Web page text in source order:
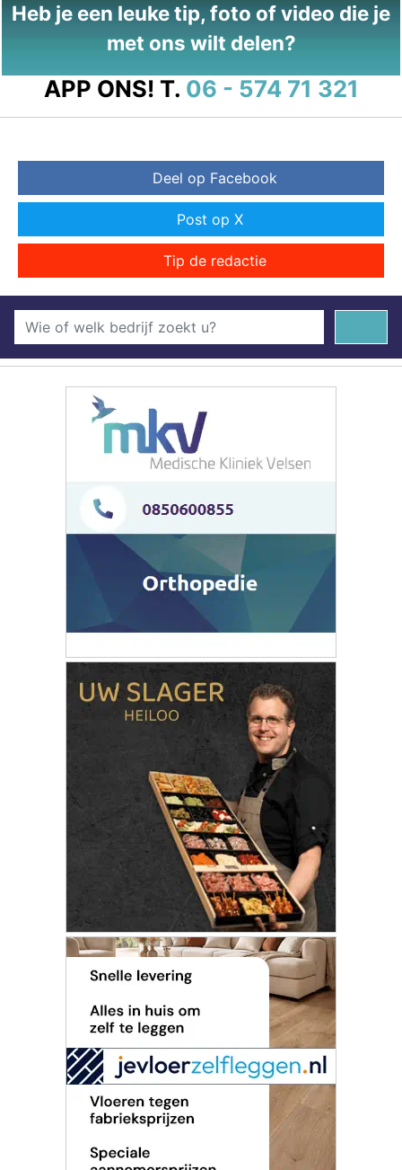
Heb je een leuke tip, foto of video die je
met ons wilt delen?
APP ONS! T. 06 - 574 71 321
Deel op Facebook
Post op X
Tip de redactie